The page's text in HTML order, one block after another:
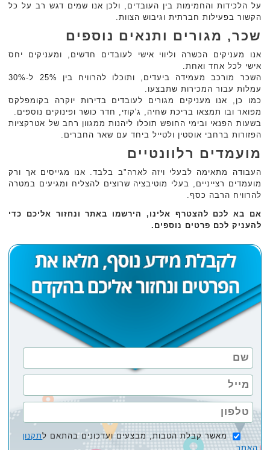
על הלכידות והחמימות בין ‏העובדים, ולכן אנו שמים דגש רב על כל
הקשור בפעילות חברתית וגיבוש הצוות. ‏
שכר, מגורים ותנאים נוספים
אנו מעניקים הכשרה וליווי אישי לעובדים חדשים, ומעניקים יחס
אישי לכל אחד ואחת.‏
השכר מורכב מעמידה ביעדים, ותוכלו להרוויח בין 25% ל-30%
עמלות עבור המכירות שתבצעו.‏
כמו כן, אנו מעניקים מגורים לעובדים בדירות יוקרה בקומפלקס
מפואר ובו תמצאו בריכת שחיה, ג'קוזי, ‏חדר כושר ופינוקים נוספים.‏
בשעות הפנאי ובימי החופש תוכלו ליהנות ממגוון רחב של אטרקציות
הפזורות ברחבי אוסטין ולטייל ‏ביחד עם שאר החברים.‏
מועמדים רלוונטיים
העבודה מתאימה לבעלי ויזה לארה"ב בלבד. אנו מגייסים אך ורק
מועמדים רצייניים, בעלי מוטיבציה ‏שרוצים להצליח ומגיעים במטרה
להרוויח הרבה כסף.‏
אם בא לכם להצטרף אלינו, הירשמו באתר ונחזור אליכם כדי
להעניק לכם פרטים נוספים.‏
מאשר קבלת הטבות, מבצעים ועדכונים בהתאם לתקנון
האתר